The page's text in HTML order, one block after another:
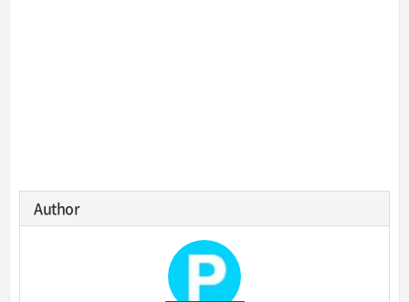
Author